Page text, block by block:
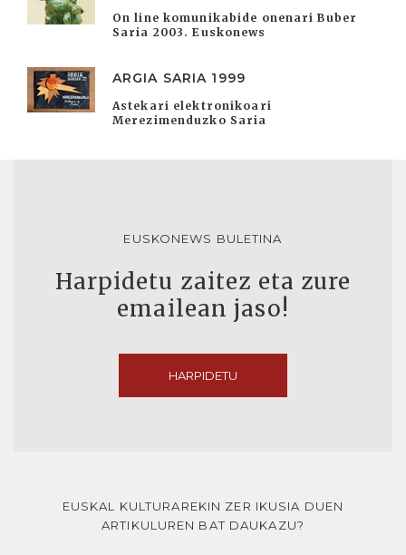
On line komunikabide onenari Buber
Saria 2003. Euskonews
ARGIA SARIA 1999
Astekari elektronikoari
Merezimenduzko Saria
EUSKONEWS BULETINA
Harpidetu zaitez eta zure
emailean jaso!
HARPIDETU
EUSKAL KULTURAREKIN ZER IKUSIA DUEN
ARTIKULUREN BAT DAUKAZU?